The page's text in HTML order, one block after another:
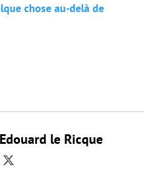
chose au-delà de
Edouard le Ricque
Twitter